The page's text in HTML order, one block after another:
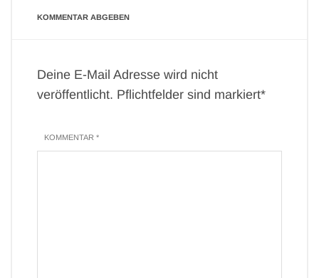
KOMMENTAR ABGEBEN
Deine E-Mail Adresse wird nicht
veröffentlicht. Pflichtfelder sind markiert*
KOMMENTAR *